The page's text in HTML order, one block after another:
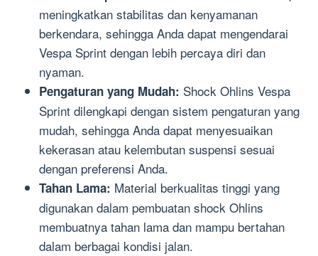
meningkatkan stabilitas dan kenyamanan
berkendara, sehingga Anda dapat mengendarai
Vespa Sprint dengan lebih percaya diri dan
nyaman.
Pengaturan yang Mudah: Shock Ohlins Vespa
Sprint dilengkapi dengan sistem pengaturan yang
mudah, sehingga Anda dapat menyesuaikan
kekerasan atau kelembutan suspensi sesuai
dengan preferensi Anda.
Tahan Lama: Material berkualitas tinggi yang
digunakan dalam pembuatan shock Ohlins
membuatnya tahan lama dan mampu bertahan
dalam berbagai kondisi jalan.